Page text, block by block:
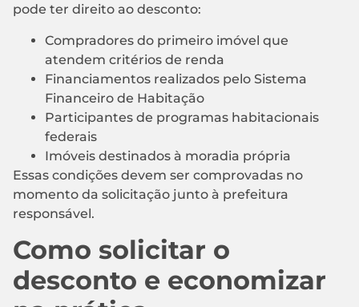
pode ter direito ao desconto:
Compradores do primeiro imóvel que
atendem critérios de renda
Financiamentos realizados pelo Sistema
Financeiro de Habitação
Participantes de programas habitacionais
federais
Imóveis destinados à moradia própria
Essas condições devem ser comprovadas no
momento da solicitação junto à prefeitura
responsável.
Como solicitar o
desconto e economizar